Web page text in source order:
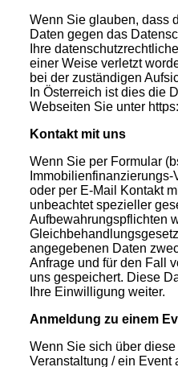
Wenn Sie glauben, dass
Daten gegen das
Ihre
einer Weise verletzt
bei der zuständigen
In Österreich ist dies die
Webseiten Sie unter
Kontakt mit uns
Wenn Sie per Formular
oder per E-Mail Kontakt
unbeachtet spezieller
Aufbewahrungspflichten
angegebenen Daten
Anfrage und für den Fall
uns gespeichert. Diese
Ihre Einwilligung weiter.
Anmeldung zu einem
Wenn Sie sich über
Veranstaltung / ein Event